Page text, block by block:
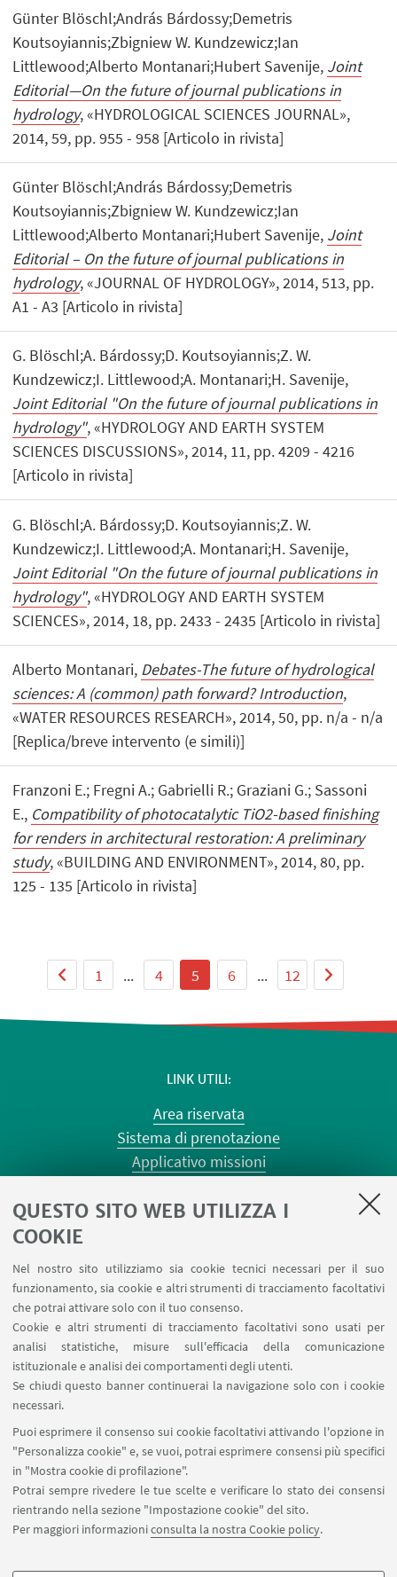
QUESTO SITO WEB UTILIZZA I
COOKIE
Nel nostro sito utilizziamo sia cookie tecnici necessari per il suo
funzionamento, sia cookie e altri strumenti di tracciamento facoltativi
che potrai attivare solo con il tuo consenso.
Cookie e altri strumenti di tracciamento facoltativi sono usati per
analisi statistiche, misure sull'efficacia della comunicazione
istituzionale e analisi dei comportamenti degli utenti.
Se chiudi questo banner continuerai la navigazione solo con i cookie
necessari.
Puoi esprimere il consenso sui cookie facoltativi attivando l'opzione in
"Personalizza cookie" e, se vuoi, potrai esprimere consensi più specifici
in "Mostra cookie di profilazione".
Potrai sempre rivedere le tue scelte e verificare lo stato dei consensi
rientrando nella sezione "Impostazione cookie" del sito.
Per maggiori informazioniconsulta la nostra Cookie policy.
Günter Blöschl;András Bárdossy;Demetris
Koutsoyiannis;Zbigniew W. Kundzewicz;Ian
Littlewood;Alberto Montanari;Hubert Savenije, Joint
Editorial—On the future of journal publications in
hydrology, «HYDROLOGICAL SCIENCES JOURNAL»,
2014, 59, pp. 955 - 958 [Articolo in rivista]
Günter Blöschl;András Bárdossy;Demetris
Koutsoyiannis;Zbigniew W. Kundzewicz;Ian
Littlewood;Alberto Montanari;Hubert Savenije, Joint
Editorial – On the future of journal publications in
hydrology, «JOURNAL OF HYDROLOGY», 2014, 513, pp.
A1 - A3 [Articolo in rivista]
G. Blöschl;A. Bárdossy;D. Koutsoyiannis;Z. W.
Kundzewicz;I. Littlewood;A. Montanari;H. Savenije,
Joint Editorial "On the future of journal publications in
hydrology", «HYDROLOGY AND EARTH SYSTEM
SCIENCES DISCUSSIONS», 2014, 11, pp. 4209 - 4216
[Articolo in rivista]
G. Blöschl;A. Bárdossy;D. Koutsoyiannis;Z. W.
Kundzewicz;I. Littlewood;A. Montanari;H. Savenije,
Joint Editorial "On the future of journal publications in
hydrology", «HYDROLOGY AND EARTH SYSTEM
SCIENCES», 2014, 18, pp. 2433 - 2435 [Articolo in rivista]
Alberto Montanari, Debates-The future of hydrological
sciences: A (common) path forward? Introduction,
«WATER RESOURCES RESEARCH», 2014, 50, pp. n/a - n/a
[Replica/breve intervento (e simili)]
Franzoni E.; Fregni A.; Gabrielli R.; Graziani G.; Sassoni
E., Compatibility of photocatalytic TiO2-based finishing
for renders in architectural restoration: A preliminary
study, «BUILDING AND ENVIRONMENT», 2014, 80, pp.
125 - 135 [Articolo in rivista]
1 ... 4 5 6 ... 12
LINK UTILI
Area riservata
Sistema di prenotazione
Applicativo missioni
Planner aule Terracini
Forms per sottomissione eventi/notizie
Carta dei servizi
SEGUI IL DIPARTIMENTO SU:
SEGUI UNIBO SU:
APP: